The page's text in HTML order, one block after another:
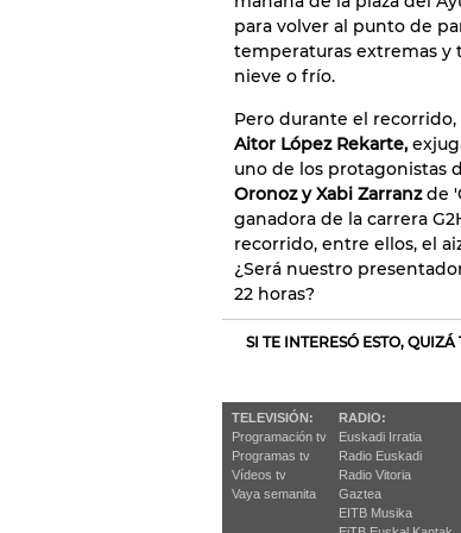
para volver al punto de
temperaturas extremas
nieve o frío.
Pero durante el recorrido,
Aitor López Rekarte,
uno de los protagonistas
Oronoz y Xabi Zarranzde
ganadora de la carrera
recorrido, entre ellos, el
¿Será nuestro
22 horas?
SI TE INTERESÓ ESTO,
TELEVISIÓN:
Programación tv
Programas tv
Vídeos tv
Vaya semanita
RADIO:
Euskadi Irratia
Radio Euskadi
Radio Vitoria
Gaztea
EITB Musika